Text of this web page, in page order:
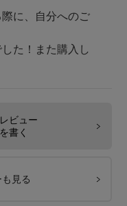
に、自分へのご
た！また購入し
レビュー
を書く
見る